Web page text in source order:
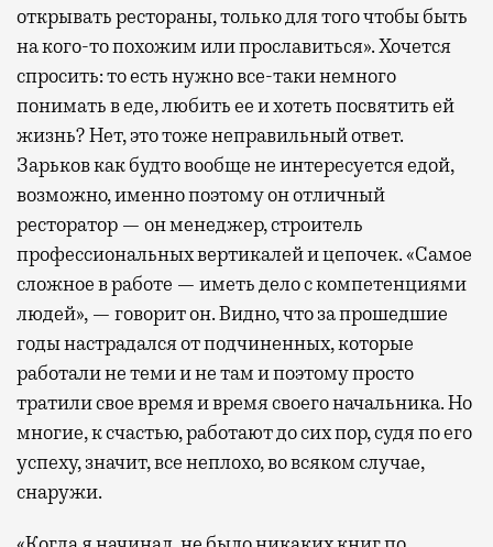
открывать рестораны, только для того чтобы быть
на кого-то похожим или прославиться». Хочется
спросить: то есть нужно все-таки немного
понимать в еде, любить ее и хотеть посвятить ей
жизнь? Нет, это тоже неправильный ответ.
Зарьков как будто вообще не интересуется едой,
возможно, именно поэтому он отличный
ресторатор — он менеджер, строитель
профессиональных вертикалей и цепочек. «Самое
сложное в работе — иметь дело с компетенциями
людей», — говорит он. Видно, что за прошедшие
годы настрадался от подчиненных, которые
работали не теми и не там и поэтому просто
тратили свое время и время своего начальника. Но
многие, к счастью, работают до сих пор, судя по его
успеху, значит, все неплохо, во всяком случае,
снаружи.